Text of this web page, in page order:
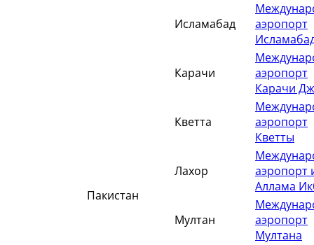
Пакистан
Исламабад
аэропорт
Карачи
аэропорт
Карачи
Кветта
аэропорт
Кветты
Лахор
аэропорт
Аллама
Мултан
аэропорт
Мултана